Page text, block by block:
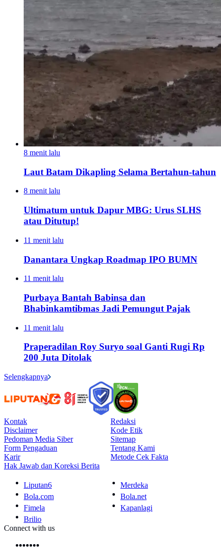
8 menit lalu
Laut Batam Dikapling Selama Bertahun-tahun
8 menit lalu
Ultimatum untuk Dapur MBG: Urus SLHS
atau Ditutup!
11 menit lalu
Danantara Ungkap Roadmap IPO BUMN
11 menit lalu
Purbaya Bantah Babinsa dan
Bhabinkamtibmas Jadi Pemungut Pajak
11 menit lalu
Praperadilan Roy Suryo soal Ganti Rugi Rp
200 Juta Ditolak
Selengkapnya
Kontak
Redaksi
Disclaimer
Kode Etik
Pedoman Media Siber
Sitemap
Form Pengaduan
Tentang Kami
Karir
Metode Cek Fakta
Hak Jawab dan Koreksi Berita
Liputan6
Merdeka
Bola.com
Bola.net
Fimela
Kapanlagi
Brilio
Connect with us